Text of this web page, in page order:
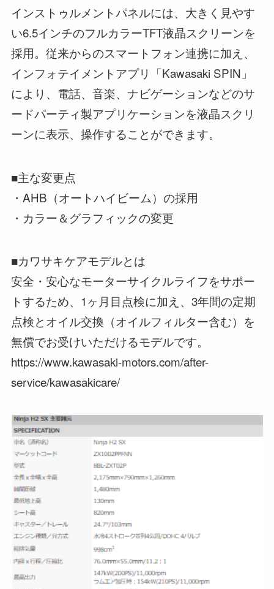
インストゥルメントパネルには、大きく見やす
い6.5インチのフルカラーTFT液晶スクリーンを
採用。従来からのスマートフォン連携に加え、
インフォテイメントアプリ「Kawasaki SPIN」
により、電話、音楽、ナビゲーションなどのサ
ードパーティ製アプリケーションを液晶スクリ
ーンに表示、操作することができます。
■主な変更点
・AHB（オートハイビーム）の採用
・カラー＆グラフィックの変更
■カワサキケアモデルとは
安全・安心なモーターサイクルライフをサポー
トするため、1ヶ月目点検に加え、3年間の定期
点検とオイル交換（オイルフィルター含む）を
無償でお受けいただけるモデルです。
https://www.kawasaki-motors.com/after-
service/kawasakicare/